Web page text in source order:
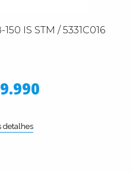
IS STM / 5331C016
detalhes